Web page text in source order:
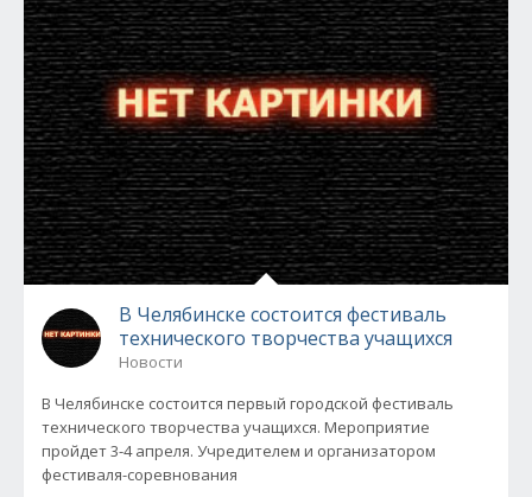
В Челябинске состоится фестиваль
технического творчества учащихся
Новости
В Челябинске состоится первый городской фестиваль
технического творчества учащихся. Мероприятие
пройдет 3-4 апреля. Учредителем и организатором
фестиваля-соревнования